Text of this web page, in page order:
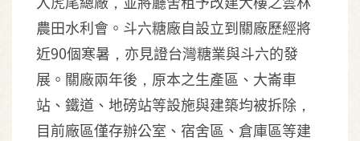
農田水利會。斗六糖廠自設立到關廠歷經將
近90個寒暑，亦見證台灣糖業與斗六的發
展。關廠兩年後，原本之生產區、大崙車
站、鐵道、地磅站等設施與建築均被拆除，
目前廠區僅存辦公室、宿舍區、倉庫區等建